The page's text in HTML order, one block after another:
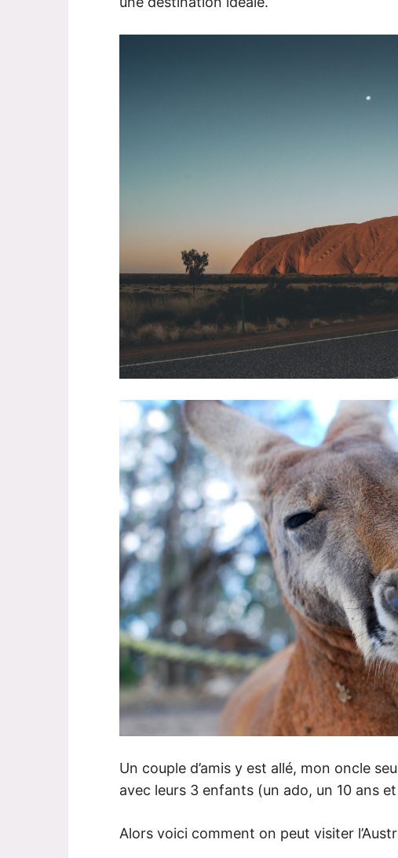
Un couple d’amis y est allé, mon oncle
avec leurs 3 enfants (un ado, un 10 ans
Alors voici comment on peut visiter